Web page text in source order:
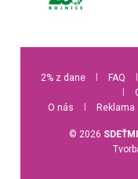
2% z dane FAQ
O nás
Reklama
© 2026